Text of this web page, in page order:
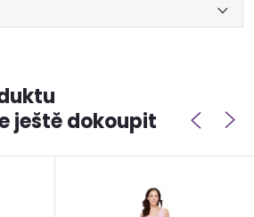
ještě dokoupit